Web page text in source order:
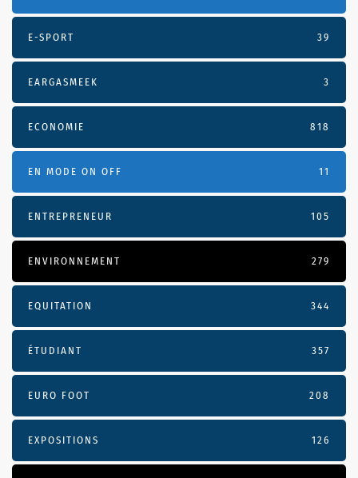
E-SPORT 39
EARGASMEEK 3
ECONOMIE 818
EN MODE ON OFF 11
ENTREPRENEUR 105
ENVIRONNEMENT 279
EQUITATION 344
ÉTUDIANT 357
EURO FOOT 208
EXPOSITIONS 126